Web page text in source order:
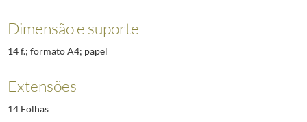
Dimensão e suporte
14 f.; formato A4; papel
Extensões
14 Folhas